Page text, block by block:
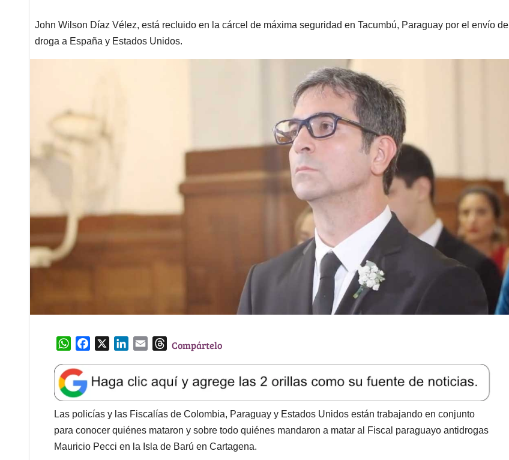
John Wilson Díaz Vélez, está recluido en la cárcel de máxima seguridad en Tacumbú, Paraguay por el envío de
droga a España y Estados Unidos.
W
a
t
s
A
p
p
e
b
o
o
k
k
e
d
I
n
l
T
e
a
d
s
Compártelo
Las policías y las Fiscalías de Colombia, Paraguay y Estados Unidos están trabajando en conjunto
para conocer quiénes mataron y sobre todo quiénes mandaron a matar al Fiscal paraguayo antidrogas
Mauricio Pecci en la Isla de Barú en Cartagena.